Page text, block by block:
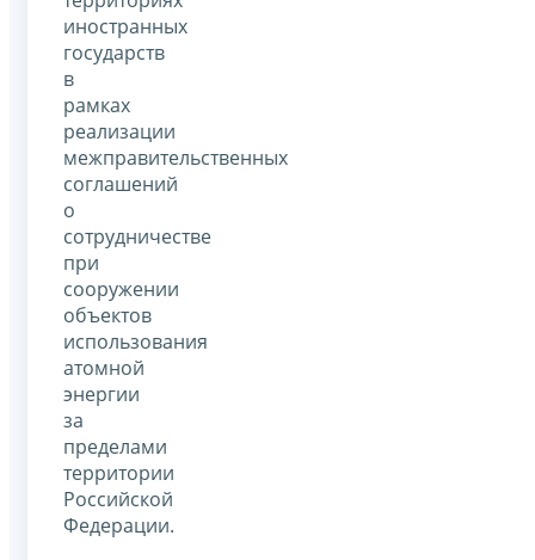
иностранных
государств
в
рамках
реализации
межправительственных
соглашений
о
сотрудничестве
при
сооружении
объектов
использования
атомной
энергии
за
пределами
территории
Российской
Федерации.